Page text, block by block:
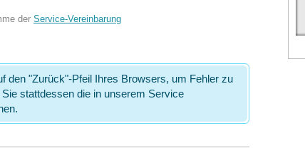
der Service-Vereinbarung
den "Zurück"-Pfeil Ihres Browsers, um Fehler zu
stattdessen die in unserem Service